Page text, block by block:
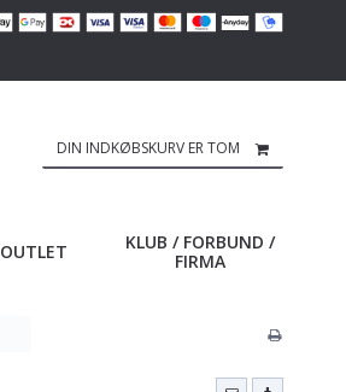
DIN INDKØBSKURV ER TOM
OUTLET
KLUB / FORBUND /
FIRMA